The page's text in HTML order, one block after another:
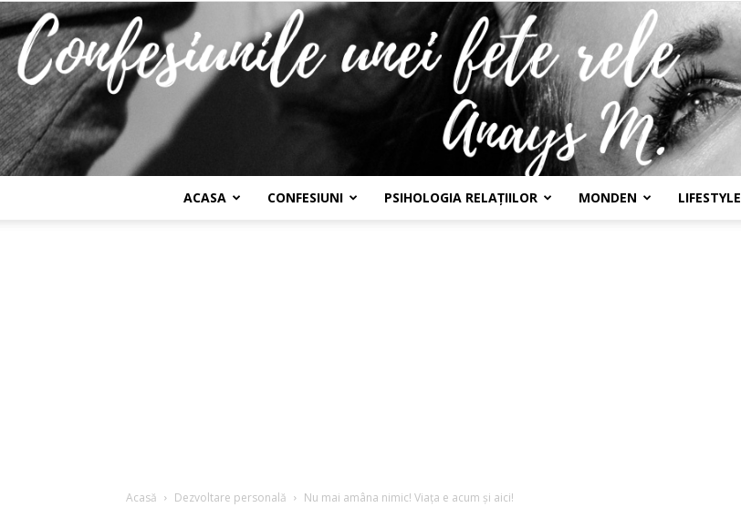
ACASA CONFESIUNI PSIHOLOGIA RELAȚIILOR MONDEN LIFESTYLE
Acasă Dezvoltare personală Nu mai amâna nimic! Viața e acum și aici!